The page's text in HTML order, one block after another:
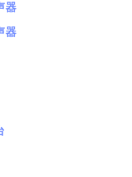
器
器